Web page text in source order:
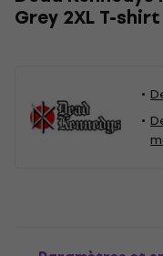
Grey 2XL T-shirt